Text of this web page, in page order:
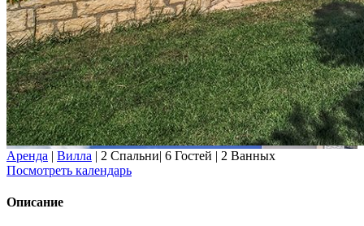
Аренда | Вилла | 2 Спальни| 6 Гостей | 2 Ванных
Посмотреть календарь
Описание